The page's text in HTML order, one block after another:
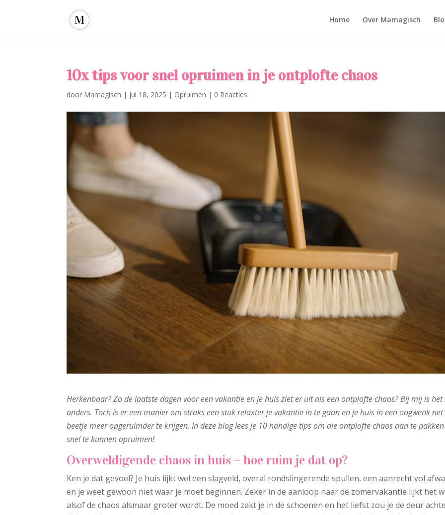
Home Over Mamagisch
10x tips voor snel opruimen in je ontplofte chaos
door Mamagisch | jul 18, 2025 | Opruimen | 0 Reacties
Herkenbaar? Zo de laatste dagen voor een vakantie en je huis ziet er uit als een ontplofte chaos? Bij mij is
anders. Toch is er een manier om straks een stuk relaxter je vakantie in te gaan en je huis in een oogwenk net
beetje meer opgeruimder te krijgen. In deze blog lees je 10 handige tips om die ontplofte chaos aan te
snel te kunnen opruimen!
Overweldigende chaos in huis – hoe ruim je dat op?
Ken je dat gevoel? Je huis lijkt wel een slagveld, overal rondslingerende spullen, een aanrecht vol
en je weet gewoon niet waar je moet beginnen. Zeker in de aanloop naar de zomervakantie lijkt het
alsof de chaos alsmaar groter wordt. De moed zakt je in de schoenen en het liefst zou je de deur